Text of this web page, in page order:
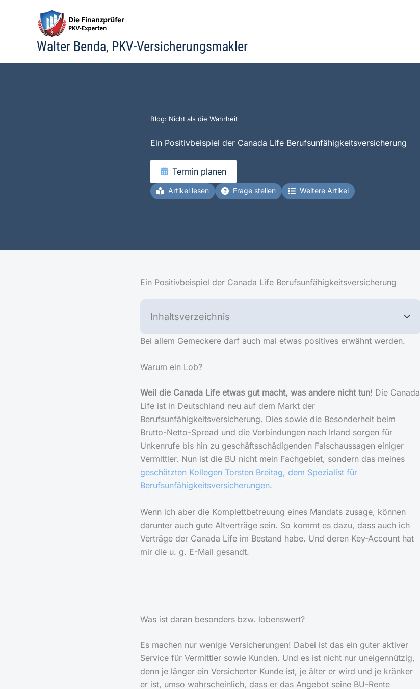
Walter Benda, PKV-Versicherungsmakler
Blog: Nicht als die Wahrheit
Ein Positivbeispiel der Canada Life Berufsunfähigkeitsversicherung
Termin planen
Artikel lesen Frage stellen Weitere Artikel
Ein Positivbeispiel der Canada Life Berufsunfähigkeitsversicherung
Inhaltsverzeichnis
Bei allem Gemeckere darf auch mal etwas positives erwähnt werden.
Warum ein Lob?
Weil die Canada Life etwas gut macht, was andere nicht tun! Die Canada
Life ist in Deutschland neu auf dem Markt der
Berufsunfähigkeitsversicherung. Dies sowie die Besonderheit beim
Brutto-Netto-Spread und die Verbindungen nach Irland sorgen für
Unkenrufe bis hin zu geschäftsschädigenden Falschaussagen einiger
Vermittler. Nun ist die BU nicht mein Fachgebiet, sondern das meines
geschätzten Kollegen Torsten Breitag, dem Spezialist für
Berufsunfähigkeitsversicherungen.
Wenn ich aber die Komplettbetreuung eines Mandats zusage, können
darunter auch gute Altverträge sein. So kommt es dazu, dass auch ich
Verträge der Canada Life im Bestand habe. Und deren Key-Account hat
mir die u. g. E-Mail gesandt.
Was ist daran besonders bzw. lobenswert?
Es machen nur wenige Versicherungen! Dabei ist das ein guter aktiver
Service für Vermittler sowie Kunden. Und es ist nicht nur uneigennützig,
denn je länger ein Versicherter Kunde ist, je älter er wird und je kränker
er ist, umso wahrscheinlich, dass er das Angebot seine BU-Rente